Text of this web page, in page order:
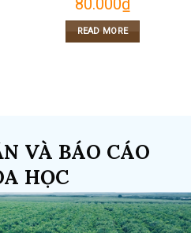
80.000₫
READ MORE
VÀ BÁO CÁO
HỌC